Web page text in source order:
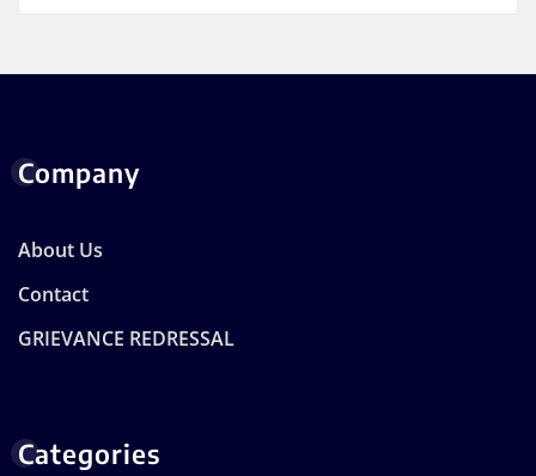
Company
About Us
Contact
GRIEVANCE REDRESSAL
Categories